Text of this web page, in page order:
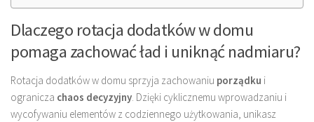
Dlaczego rotacja dodatków w domu
pomaga zachować ład i uniknąć nadmiaru?
Rotacja dodatków w domu sprzyja zachowaniu porządku i
ogranicza chaos decyzyjny . Dzięki cyklicznemu wprowadzaniu i
wycofywaniu elementów z codziennego użytkowania, unikasz